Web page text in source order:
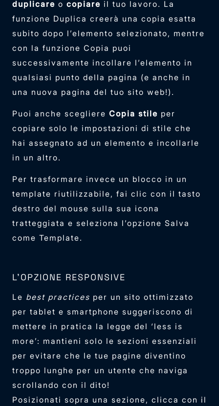
duplicare o copiare il tuo lavoro. La
funzione Duplica creerà una copia esatta
subito dopo l’elemento selezionato, mentre
con la funzione Copia puoi
successivamente incollare l’elemento in
qualsiasi punto della pagina (e anche in
una nuova pagina del tuo sito web!).
Puoi anche scegliere Copia stile per
copiare solo le impostazioni di stile che
hai assegnato ad un elemento e incollarle
in un altro.
Per trasformare invece un blocco in un
template riutilizzabile, fai clic con il tasto
destro del mouse sulla sua icona
tratteggiata e seleziona l’opzione Salva
come Template.
L’OPZIONE RESPONSIVE
Le best practices per un sito ottimizzato
per tablet e smartphone suggeriscono di
mettere in pratica la legge del ‘less is
more’: mantieni solo le sezioni essenziali
per evitare che le tue pagine diventino
troppo lunghe per un utente che naviga
scrollando con il dito!
Posizionati sopra una sezione, clicca con il